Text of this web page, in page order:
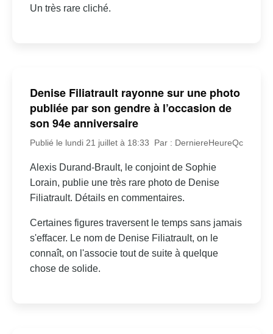
Un très rare cliché.
Denise Filiatrault rayonne sur une photo
publiée par son gendre à l’occasion de
son 94e anniversaire
Publié le lundi 21 juillet à 18:33 Par : DerniereHeureQc
Alexis Durand-Brault, le conjoint de Sophie
Lorain, publie une très rare photo de Denise
Filiatrault. Détails en commentaires.
Certaines figures traversent le temps sans jamais
s'effacer. Le nom de Denise Filiatrault, on le
connaît, on l'associe tout de suite à quelque
chose de solide.